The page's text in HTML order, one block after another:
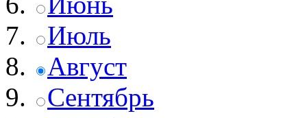
Июль
Август
Сентябрь